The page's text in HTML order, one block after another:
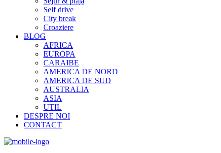
Self drive
City break
Croaziere
BLOG
AFRICA
EUROPA
CARAIBE
AMERICA DE NORD
AMERICA DE SUD
AUSTRALIA
ASIA
UTIL
DESPRE NOI
CONTACT